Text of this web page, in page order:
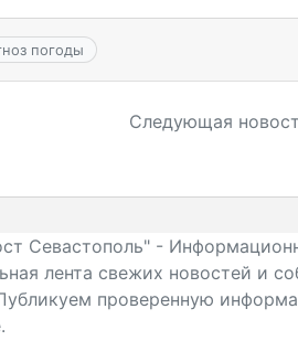
погоды
Следующая
Севастополь" -
лента свежих новостей и
проверенную